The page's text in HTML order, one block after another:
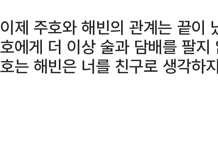
이제 주호와 해빈의 관계는 끝이
호에게 더 이상 술과 담배를 팔
호는 해빈은 너를 친구로 생각하